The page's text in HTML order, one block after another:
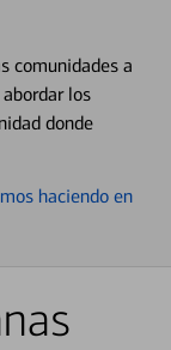
comunidades a
los
donde
haciendo en